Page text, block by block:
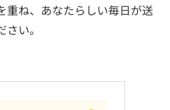
重ね、あなたらしい毎日が送
い。